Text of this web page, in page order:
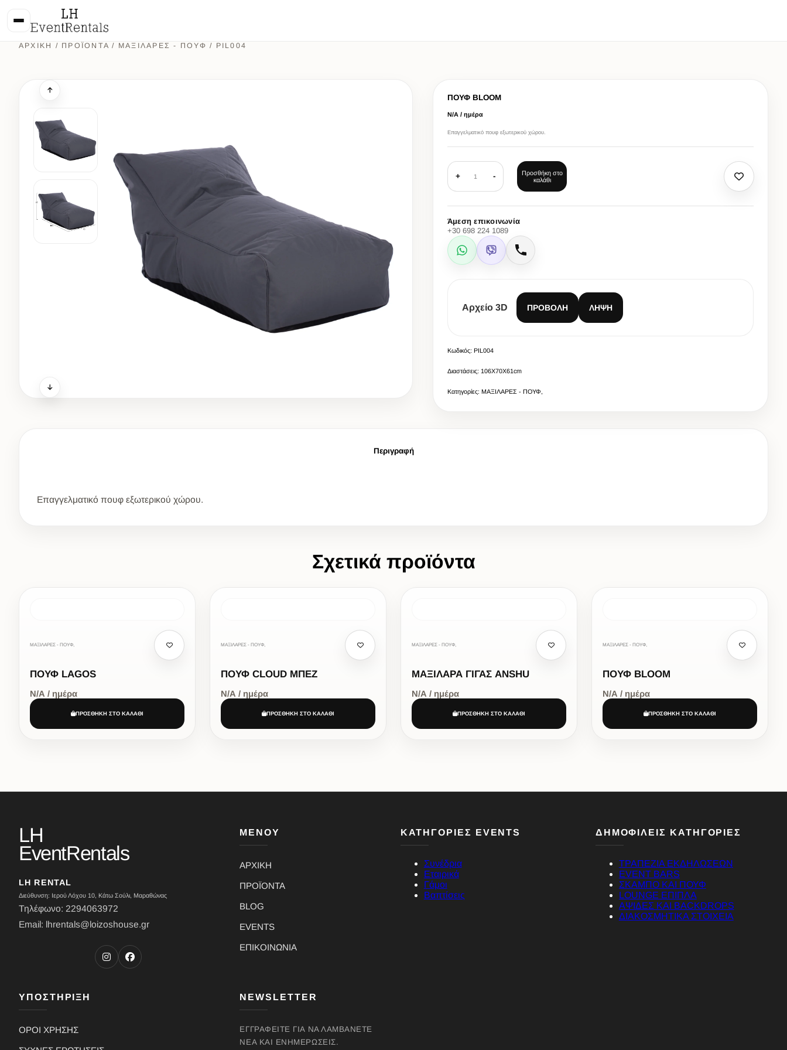
ΑΡΧΙΚΉ / ΠΡΟΪΌΝΤΑ/ ΜΑΞΙΛΑΡΕΣ - ΠΟΥΦ / PIL004
ΠΟΥΦ BLOOM
Ν/Α / ημέρα
Eπαγγελματικό πουφ εξωτερικού χώρου.
+ 1 -
Προσθήκη στο
καλάθι
Άμεση επικοινωνία
+30 698 224 1089
WhatsApp
Viber Κλήση
Αρχείο 3D ΠΡΟΒΟΛΉ ΛΉΨΗ
Κωδικός: PIL004
Διαστάσεις: 106X70X61cm
Κατηγορίες: ΜΑΞΙΛΑΡΕΣ - ΠΟΥΦ,
Περιγραφή
Eπαγγελματικό πουφ εξωτερικού χώρου.
Σχετικά προϊόντα
ΜΑΞΙΛΑΡΕΣ - ΠΟΥΦ,
ΠΟΥΦ LAGOS
Ν/Α / ημέρα
ΠΡΟΣΘΗΚΗ ΣΤΟ ΚΑΛΑΘΙ
ΜΑΞΙΛΑΡΕΣ - ΠΟΥΦ,
ΠΟΥΦ CLOUD ΜΠΕΖ
Ν/Α / ημέρα
ΠΡΟΣΘΗΚΗ ΣΤΟ ΚΑΛΑΘΙ
ΜΑΞΙΛΑΡΕΣ - ΠΟΥΦ,
ΜΑΞΙΛΑΡΑ ΓΙΓΑΣ ANSHU
Ν/Α / ημέρα
ΠΡΟΣΘΗΚΗ ΣΤΟ ΚΑΛΑΘΙ
ΜΑΞΙΛΑΡΕΣ - ΠΟΥΦ,
ΠΟΥΦ BLOOM
Ν/Α / ημέρα
ΠΡΟΣΘΗΚΗ ΣΤΟ ΚΑΛΑΘΙ
LH
EventRentals
LH RENTAL
Διεύθυνση: Ιερού Λόχου 10, Κάτω Σούλι, Μαραθώνας
Τηλέφωνο: 2294063972
Email: lhrentals@loizoshouse.gr
ΜΕΝΟΥ
ΑΡΧΙΚΗ
ΠΡΟΪΟΝΤΑ
BLOG
EVENTS
ΕΠΙΚΟΙΝΩΝΙΑ
ΚΑΤΗΓΟΡΙΕΣ EVENTS
Συνέδρια
Εταιρικά
Γάμοι
Βαπτίσεις
ΔΗΜΟΦΙΛΕΙΣ ΚΑΤΗΓΟΡΙΕΣ
ΤΡΑΠΕΖΙΑ ΕΚΔΗΛΩΣΕΩΝ
EVENT BARS
ΣΚΑΜΠΟ ΚΑΙ ΠΟΥΦ
LOUNGE ΕΠΙΠΛΑ
ΑΨΙΔΕΣ ΚΑΙ BACKDROPS
ΔΙΑΚΟΣΜΗΤΙΚΑ ΣΤΟΙΧΕΙΑ
ΥΠΟΣΤΗΡΙΞΗ
ΟΡΟΙ ΧΡΗΣΗΣ
NEWSLETTER
ΕΓΓΡΑΦΕΊΤΕ ΓΙΑ ΝΑ ΛΑΜΒΆΝΕΤΕ
ΝΈΑ ΚΑΙ ΕΝΗΜΕΡΏΣΕΙΣ.